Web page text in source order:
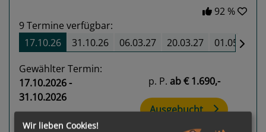
92 %
9Termine verfügbar:
17.10.26
31.10.26 06.03.27 20.03.27 01.05.27
Gewählter Termin:
17.10.2026 -
31.10.2026
Leistungspakete
p. P. ab€ 1.690,-
Ausgebucht
Wir lieben Cookies!